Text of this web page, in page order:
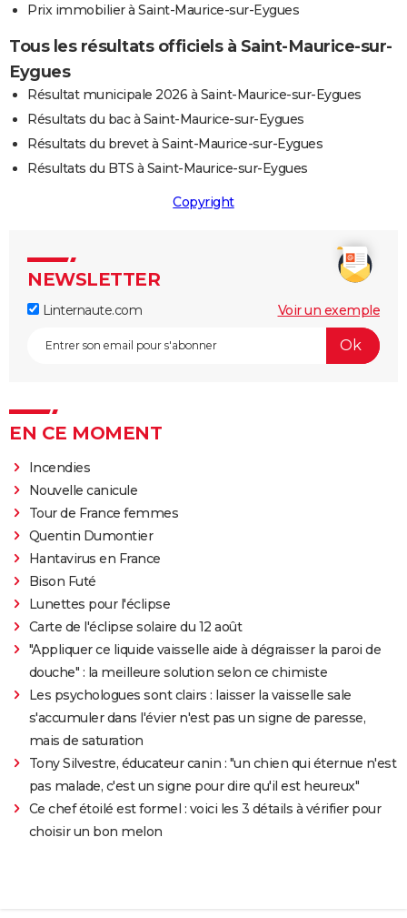
Prix immobilier à Saint-Maurice-sur-Eygues
Tous les résultats officiels à Saint-Maurice-sur-
Eygues
Résultat municipale 2026 à Saint-Maurice-sur-Eygues
Résultats du bac à Saint-Maurice-sur-Eygues
Résultats du brevet à Saint-Maurice-sur-Eygues
Résultats du BTS à Saint-Maurice-sur-Eygues
Copyright
NEWSLETTER
Linternaute.com Voir un exemple
EN CE MOMENT
Incendies
Nouvelle canicule
Tour de France femmes
Quentin Dumontier
Hantavirus en France
Bison Futé
Lunettes pour l'éclipse
Carte de l'éclipse solaire du 12 août
"Appliquer ce liquide vaisselle aide à dégraisser la paroi de
douche" : la meilleure solution selon ce chimiste
Les psychologues sont clairs : laisser la vaisselle sale
s'accumuler dans l'évier n'est pas un signe de paresse,
mais de saturation
Tony Silvestre, éducateur canin : "un chien qui éternue n'est
pas malade, c'est un signe pour dire qu'il est heureux"
Ce chef étoilé est formel : voici les 3 détails à vérifier pour
choisir un bon melon